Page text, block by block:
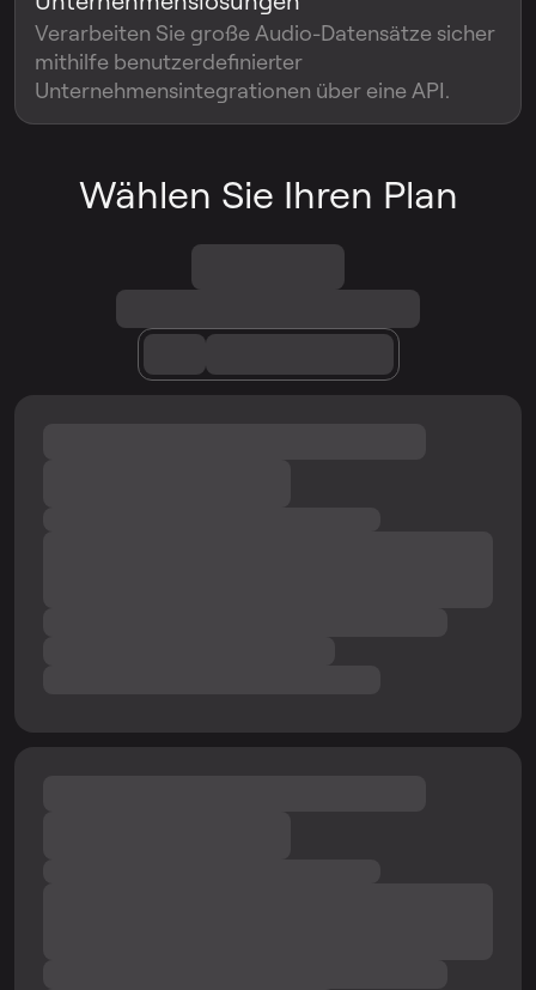
Verarbeiten Sie große Audio-Datensätze sicher
mithilfe benutzerdefinierter
Unternehmensintegrationen über eine API.
Wählen Sie Ihren Plan